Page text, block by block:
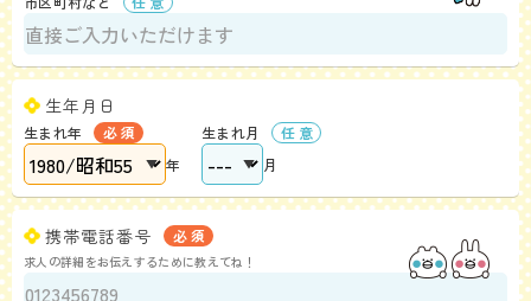
生年月日
生まれ年
年
生まれ月
月
携帯電話番号
求人の詳細をお伝えするために教えてね！